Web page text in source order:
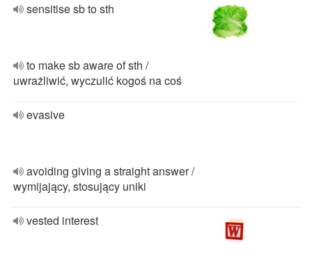
sensitise sb to sth
to make sb aware of sth /
uwrażliwić, wyczulić kogoś na coś
evasive
avoiding giving a straight answer /
wymijający, stosujący uniki
vested interest